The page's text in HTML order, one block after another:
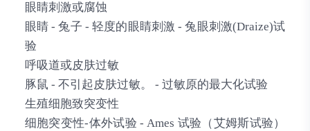
眼睛刺激或腐蚀
眼睛 - 兔子 - 轻度的眼睛刺激 - 兔眼刺激(Draize)试
验
呼吸道或皮肤过敏
豚鼠 - 不引起皮肤过敏。 - 过敏原的最大化试验
生殖细胞致突变性
细胞突变性-体外试验 - Ames 试验（艾姆斯试验）